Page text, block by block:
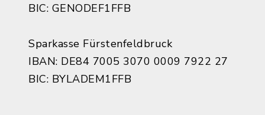
BIC: GENODEF1FFB
Sparkasse Fürstenfeldbruck
IBAN: DE84 7005 3070 0009 7922 27
BIC: BYLADEM1FFB